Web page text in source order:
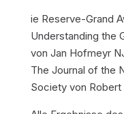
ie Reserve-Grand
Understanding the
von Jan Hofmeyr
The Journal of the
Society von Robert